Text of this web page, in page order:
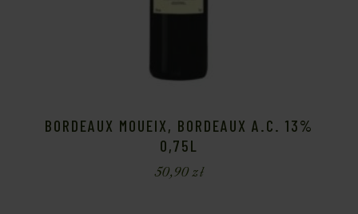
BORDEAUX MOUEIX, BORDEAUX A.C. 13%
0,75L
50,90zł